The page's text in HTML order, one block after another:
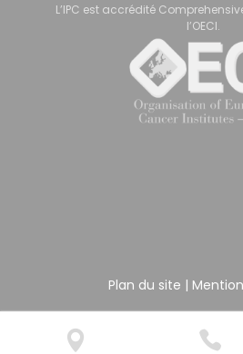
L’IPC est accrédité
l’OECI.
Plan du site |